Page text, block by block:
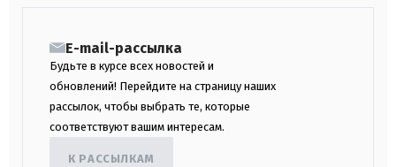
E-mail-рассылка
Будьте в курсе всех новостей и
обновлений! Перейдите на страницу наших
рассылок, чтобы выбрать те, которые
соответствуют вашим интересам.
К РАССЫЛКАМ